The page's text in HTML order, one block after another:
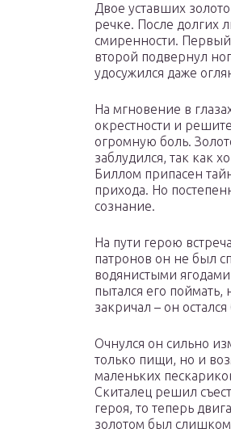
Двое уставших
речке. После долгих
смиренности. Первый
второй подвернул
удосужился даже
На мгновение в
окрестности и
огромную боль.
заблудился, так как
Биллом припасен
прихода. Но
сознание.
На пути герою
патронов он не был
водянистыми
пытался его
закричал – он
Очнулся он сильно
только пищи, но и
маленьких
Скиталец решил
героя, то теперь
золотом был